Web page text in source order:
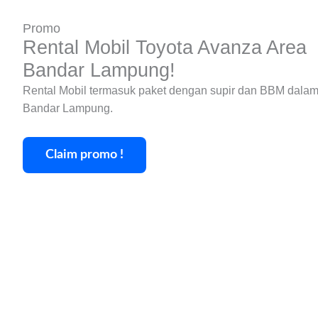
Promo
Rental Mobil Toyota Avanza Area
Bandar Lampung!
Rental Mobil termasuk paket dengan supir dan BBM
Bandar Lampung.
Claim promo !